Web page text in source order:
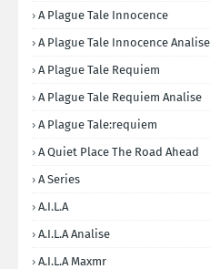
A Plague Tale Innocence
A Plague Tale Innocence Analise
A Plague Tale Requiem
A Plague Tale Requiem Analise
A Plague Tale:requiem
A Quiet Place The Road Ahead
A Series
A.I.L.A
A.I.L.A Analise
A.I.L.A Maxmr